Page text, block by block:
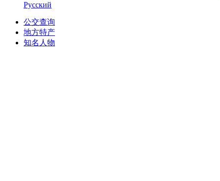
Русский
公交查询
地方特产
知名人物